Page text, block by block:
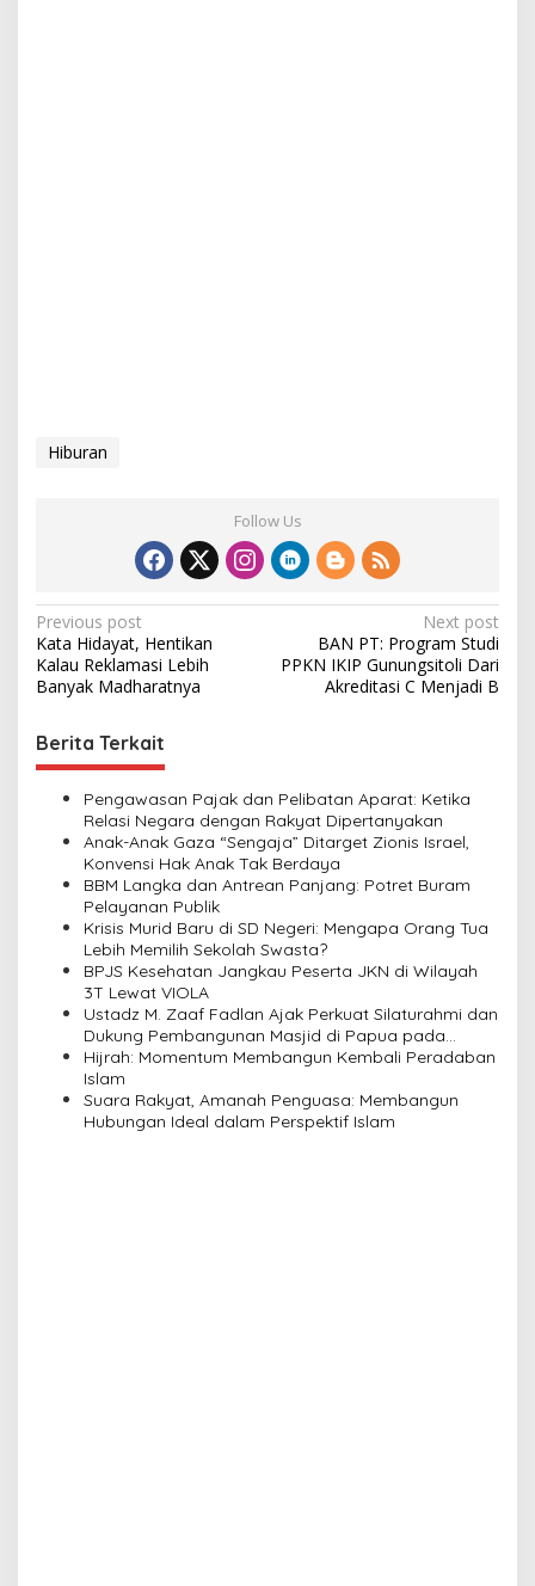
Hiburan
Follow Us
P
o
s
t
n
Previous post
Kata Hidayat, Hentikan
Kalau Reklamasi Lebih
Banyak Madharatnya
Next post
BAN PT: Program Studi
PPKN IKIP Gunungsitoli Dari
Akreditasi C Menjadi B
Berita Terkait
Pengawasan Pajak dan Pelibatan Aparat: Ketika
Relasi Negara dengan Rakyat Dipertanyakan
Anak-Anak Gaza “Sengaja” Ditarget Zionis Israel,
Konvensi Hak Anak Tak Berdaya
BBM Langka dan Antrean Panjang: Potret Buram
Pelayanan Publik
Krisis Murid Baru di SD Negeri: Mengapa Orang Tua
Lebih Memilih Sekolah Swasta?
BPJS Kesehatan Jangkau Peserta JKN di Wilayah
3T Lewat VIOLA
Ustadz M. Zaaf Fadlan Ajak Perkuat Silaturahmi dan
Dukung Pembangunan Masjid di Papua pada
Pengajian Yayasan Alimbas Insan Cita
Hijrah: Momentum Membangun Kembali Peradaban
Islam
Suara Rakyat, Amanah Penguasa: Membangun
Hubungan Ideal dalam Perspektif Islam